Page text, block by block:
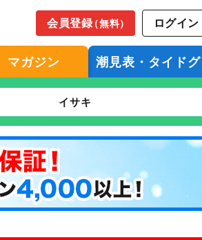
会員登録（無料） ログイン
マガジン 潮見表・タイド
イサキ